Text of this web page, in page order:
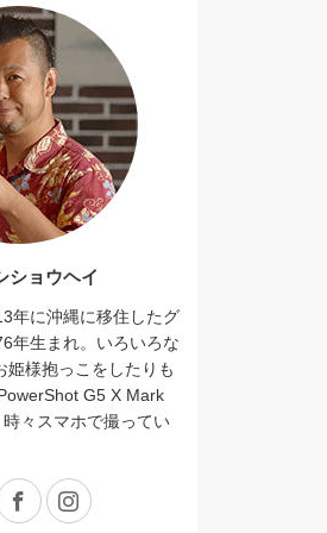
ショウヘイ
年に沖縄に移住したグ
年生まれ。いろいろな
姫様抱っこをしたりも
G5 X Mark
々スマホで撮ってい
FacebookInstagram